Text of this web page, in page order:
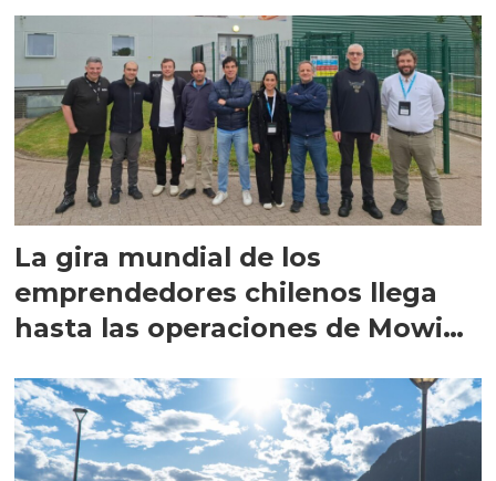
La gira mundial de los
emprendedores chilenos llega
hasta las operaciones de Mowi